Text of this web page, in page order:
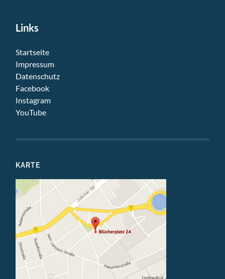
Links
Startseite
Impressum
Datenschutz
Facebook
Instagram
YouTube
KARTE